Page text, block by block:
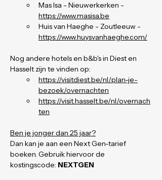
Mas Isa - Nieuwerkerken -
https://www.masisa.be
Huis van Haeghe - Zoutleeuw -
https://www.huysvanhaeghe.com/
Nog andere hotels en b&b's in Diest en
Hasselt zijn te vinden op:
https://visitdiest.be/nl/plan-je-
bezoek/overnachten
https://visit.hasselt.be/nl/overnach
ten
Ben je jonger dan 25 jaar?
Dan kan je aan een Next Gen-tarief
boeken. Gebruik hiervoor de
kostingscode: NEXTGEN